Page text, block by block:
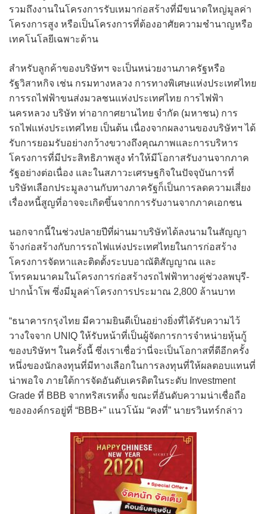
รวมถึงงานในโครงการรับเหมาก่อสร้างที่มีขนาดใหญ่มูลค่า
โครงการสูง หรือเป็นโครงการที่ต้องอาศัยความชำนาญหรือ
เทคโนโลยีเฉพาะด้าน
สำหรับลูกค้าของบริษัทฯ จะเป็นหน่วยงานภาครัฐหรือ
รัฐวิสาหกิจ เช่น กรมทางหลวง การทางพิเศษแห่งประเทศไทย
การรถไฟฟ้าขนส่งมวลชนแห่งประเทศไทย การไฟฟ้า
นครหลวง บริษัท ท่าอากาศยานไทย จำกัด (มหาชน) การ
รถไฟแห่งประเทศไทย เป็นต้น เนื่องจากผลงานของบริษัทฯ ได้
รับการยอมรับอย่างกว้างขวางถึงคุณภาพและการบริหาร
โครงการที่มีประสิทธิภาพสูง ทำให้มีโอกาสรับงานจากภาค
รัฐอย่างต่อเนื่อง และในสภาวะเศรษฐกิจในปัจจุบันการที่
บริษัทเลือกประมูลงานกับทางภาครัฐก็เป็นการลดความเสี่ยง
เรื่องหนี้สูญที่อาจจะเกิดขึ้นจากการรับงานจากภาคเอกชน
นอกจากนี้ในช่วงปลายปีที่ผ่านมาบริษัทได้ลงนามในสัญญา
จ้างก่อสร้างกับการรถไฟแห่งประเทศไทยในการก่อสร้าง
โครงการจัดหาและติดตั้งระบบอาณัติสัญญาณ และ
โทรคมนาคมในโครงการก่อสร้างรถไฟฟ้าทางคู่ช่วงลพบุรี-
ปากน้ำโพ ซึ่งมีมูลค่าโครงการประมาณ 2,800 ล้านบาท
“ธนาคารกรุงไทย มีความยินดีเป็นอย่างยิ่งที่ได้รับความไว้
วางใจจาก UNIQ ให้รับหน้าที่เป็นผู้จัดการการจำหน่ายหุ้นกู้
ของบริษัทฯ ในครั้งนี้ ซึ่งเราเชื่อว่านี่จะเป็นโอกาสที่ดีอีกครั้ง
หนึ่งของนักลงทุนที่มีทางเลือกในการลงทุนที่ให้ผลตอบแทนที่
น่าพอใจ ภายใต้การจัดอันดับเครดิตในระดับ Investment
Grade ที่ BBB จากทริสเรทติ้ง ขณะที่อันดับความน่าเชื่อถือ
ขององค์กรอยู่ที่ “BBB+” แนวโน้ม “คงที่” นายรวินทร์กล่าว